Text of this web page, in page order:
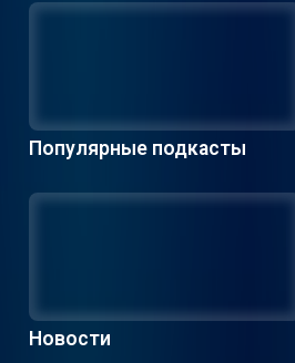
Популярные подкасты
Новости